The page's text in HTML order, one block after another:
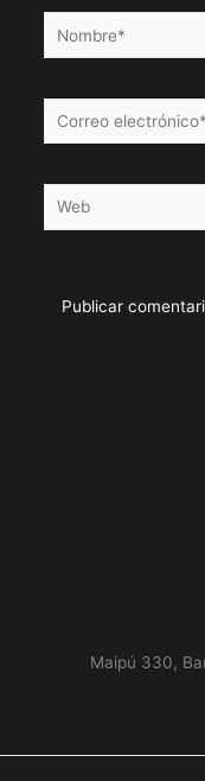
Nombre*
Correo
electrónico*
Web
Maipú 330,